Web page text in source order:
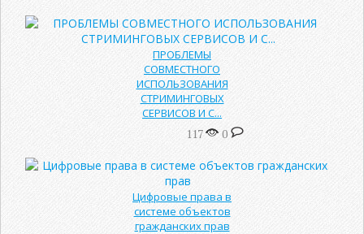
ПРОБЛЕМЫ
СОВМЕСТНОГО
ИСПОЛЬЗОВАНИЯ
СТРИМИНГОВЫХ
СЕРВИСОВ И С...
117 0
Цифровые права в
системе объектов
гражданских прав